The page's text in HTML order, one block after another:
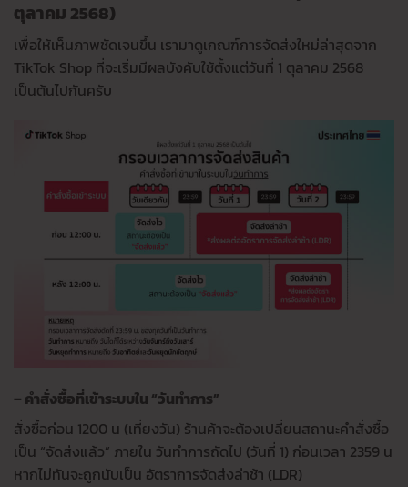
ตุลาคม 2568)
เพื่อให้เห็นภาพชัดเจนขึ้น เรามาดูเกณฑ์การจัดส่งใหม่ล่าสุดจาก
TikTok Shop ที่จะเริ่มมีผลบังคับใช้ตั้งแต่วันที่ 1 ตุลาคม 2568
เป็นต้นไปกันครับ
– คำสั่งซื้อที่เข้าระบบใน “วันทำการ”
สั่งซื้อก่อน 1200 น (เที่ยงวัน) ร้านค้าจะต้องเปลี่ยนสถานะคำสั่งซื้อ
เป็น “จัดส่งแล้ว” ภายใน วันทำการถัดไป (วันที่ 1) ก่อนเวลา 2359 น
หากไม่ทันจะถูกนับเป็น อัตราการจัดส่งล่าช้า (LDR)